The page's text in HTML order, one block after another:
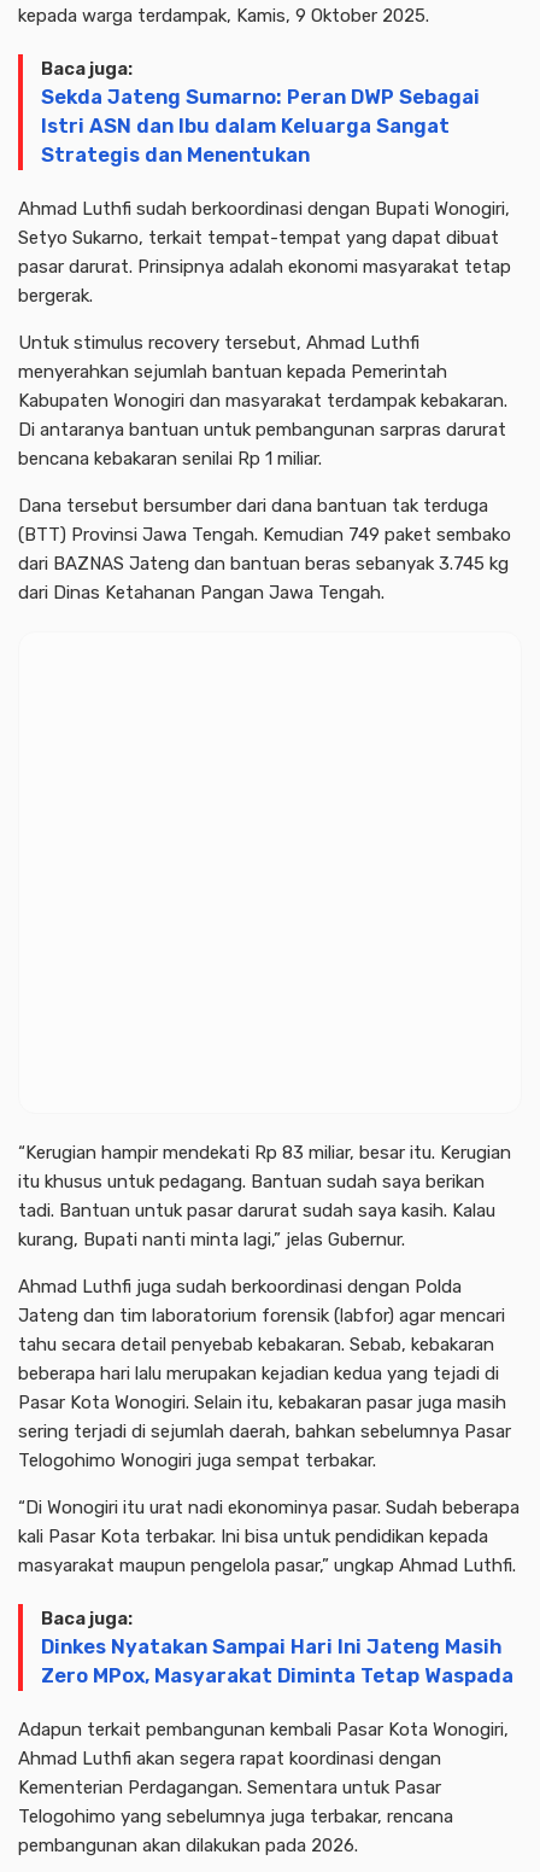
kepada warga terdampak, Kamis, 9 Oktober 2025.
Baca juga:
Sekda Jateng Sumarno: Peran DWP Sebagai
Istri ASN dan Ibu dalam Keluarga Sangat
Strategis dan Menentukan
Ahmad Luthfi sudah berkoordinasi dengan Bupati Wonogiri,
Setyo Sukarno, terkait tempat-tempat yang dapat dibuat
pasar darurat. Prinsipnya adalah ekonomi masyarakat tetap
bergerak.
Untuk stimulus recovery tersebut, Ahmad Luthfi
menyerahkan sejumlah bantuan kepada Pemerintah
Kabupaten Wonogiri dan masyarakat terdampak kebakaran.
Di antaranya bantuan untuk pembangunan sarpras darurat
bencana kebakaran senilai Rp 1 miliar.
Dana tersebut bersumber dari dana bantuan tak terduga
(BTT) Provinsi Jawa Tengah. Kemudian 749 paket sembako
dari BAZNAS Jateng dan bantuan beras sebanyak 3.745 kg
dari Dinas Ketahanan Pangan Jawa Tengah.
“Kerugian hampir mendekati Rp 83 miliar, besar itu. Kerugian
itu khusus untuk pedagang. Bantuan sudah saya berikan
tadi. Bantuan untuk pasar darurat sudah saya kasih. Kalau
kurang, Bupati nanti minta lagi,” jelas Gubernur.
Ahmad Luthfi juga sudah berkoordinasi dengan Polda
Jateng dan tim laboratorium forensik (labfor) agar mencari
tahu secara detail penyebab kebakaran. Sebab, kebakaran
beberapa hari lalu merupakan kejadian kedua yang tejadi di
Pasar Kota Wonogiri. Selain itu, kebakaran pasar juga masih
sering terjadi di sejumlah daerah, bahkan sebelumnya Pasar
Telogohimo Wonogiri juga sempat terbakar.
“Di Wonogiri itu urat nadi ekonominya pasar. Sudah beberapa
kali Pasar Kota terbakar. Ini bisa untuk pendidikan kepada
masyarakat maupun pengelola pasar,” ungkap Ahmad Luthfi.
Baca juga:
Dinkes Nyatakan Sampai Hari Ini Jateng Masih
Zero MPox, Masyarakat Diminta Tetap Waspada
Adapun terkait pembangunan kembali Pasar Kota Wonogiri,
Ahmad Luthfi akan segera rapat koordinasi dengan
Kementerian Perdagangan. Sementara untuk Pasar
Telogohimo yang sebelumnya juga terbakar, rencana
pembangunan akan dilakukan pada 2026.